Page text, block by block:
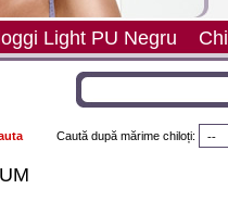
Chilot Blue Sea 73 Tai
Caută după mărime chiloți: